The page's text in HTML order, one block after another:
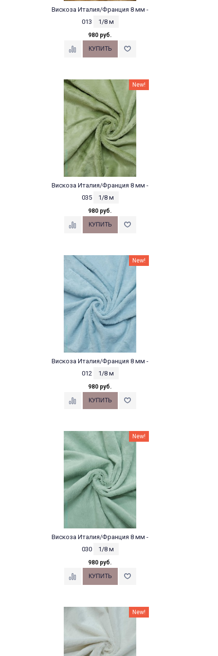
Вискоза Италия/Франция 8 мм -
013
1/8 м
980 руб.
New!
Вискоза Италия/Франция 8 мм -
035
1/8 м
980 руб.
New!
Вискоза Италия/Франция 8 мм -
012
1/8 м
980 руб.
New!
Вискоза Италия/Франция 8 мм -
030
1/8 м
980 руб.
New!